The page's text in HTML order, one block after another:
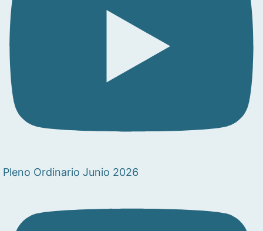
Pleno Ordinario Junio 2026